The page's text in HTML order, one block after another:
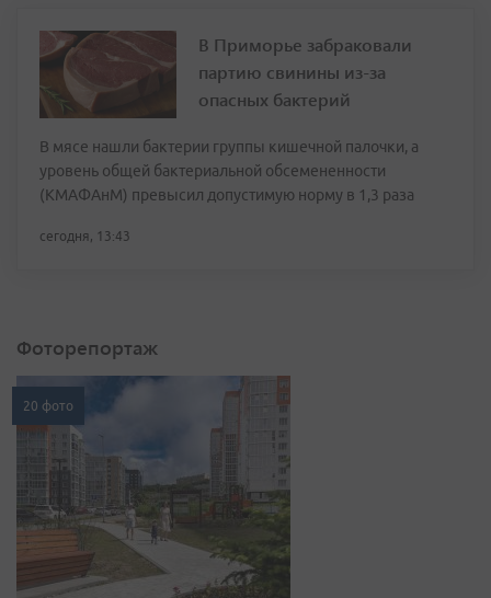
В Приморье забраковали
партию свинины из-за
опасных бактерий
В мясе нашли бактерии группы кишечной палочки, а
уровень общей бактериальной обсемененности
(КМАФАнМ) превысил допустимую норму в 1,3 раза
сегодня, 13:43
Фоторепортаж
20 фото